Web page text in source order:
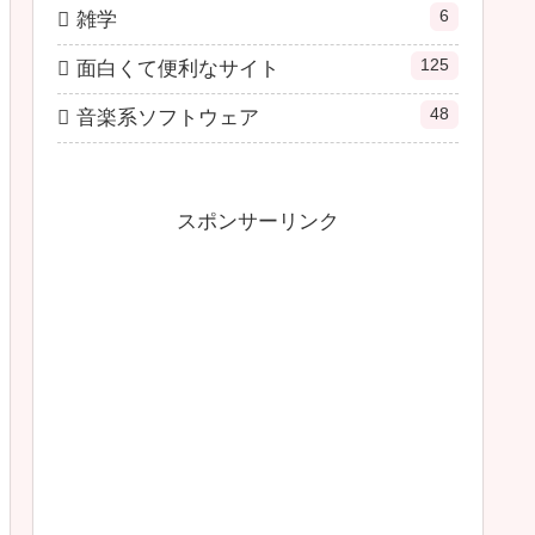
雑学 6
面白くて便利なサイト 125
音楽系ソフトウェア 48
スポンサーリンク